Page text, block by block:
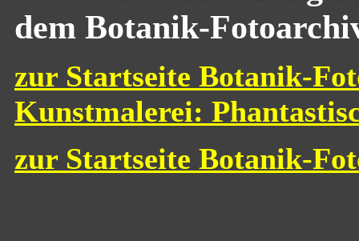
dem Botanik-
zur Startseite Botanik-
Kunstmalerei:
zur Startseite Botanik-